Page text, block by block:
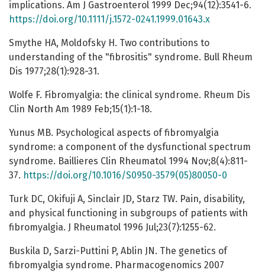
implications. Am J Gastroenterol 1999 Dec;94(12):3541-6.
https://doi.org/10.1111/j.1572-0241.1999.01643.x
Smythe HA, Moldofsky H. Two contributions to
understanding of the "fibrositis" syndrome. Bull Rheum
Dis 1977;28(1):928-31.
Wolfe F. Fibromyalgia: the clinical syndrome. Rheum Dis
Clin North Am 1989 Feb;15(1):1-18.
Yunus MB. Psychological aspects of fibromyalgia
syndrome: a component of the dysfunctional spectrum
syndrome. Baillieres Clin Rheumatol 1994 Nov;8(4):811-
37. https://doi.org/10.1016/S0950-3579(05)80050-0
Turk DC, Okifuji A, Sinclair JD, Starz TW. Pain, disability,
and physical functioning in subgroups of patients with
fibromyalgia. J Rheumatol 1996 Jul;23(7):1255-62.
Buskila D, Sarzi-Puttini P, Ablin JN. The genetics of
fibromyalgia syndrome. Pharmacogenomics 2007